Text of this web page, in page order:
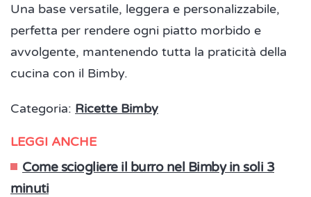
Una base versatile, leggera e personalizzabile,
perfetta per rendere ogni piatto morbido e
avvolgente, mantenendo tutta la praticità della
cucina con il Bimby.
Categoria: Ricette Bimby
LEGGI ANCHE
Come sciogliere il burro nel Bimby in soli 3
minuti